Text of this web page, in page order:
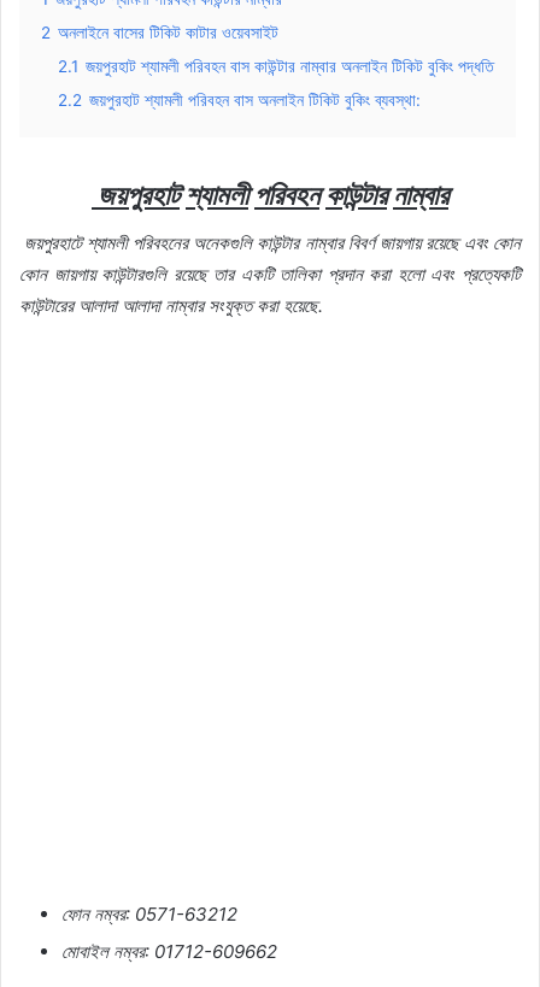
2 অনলাইনে বাসের টিকিট কাটার ওয়েবসাইট
2.1 জয়পুরহাট শ্যামলী পরিবহন বাস কাউন্টার নাম্বার অনলাইন টিকিট বুকিং পদ্ধতি
2.2 জয়পুরহাট শ্যামলী পরিবহন বাস অনলাইন টিকিট বুকিং ব্যবস্থা:
জয়পুরহাট শ্যামলী পরিবহন কাউন্টার নাম্বার
জয়পুরহাটে শ্যামলী পরিবহনের অনেকগুলি কাউন্টার নাম্বার বিবর্ণ জায়গায় রয়েছে এবং কোন
কোন জায়গায় কাউন্টারগুলি রয়েছে তার একটি তালিকা প্রদান করা হলো এবং প্রত্যেকটি
কাউন্টারের আলাদা আলাদা নাম্বার সংযুক্ত করা হয়েছে.
ফোন নম্বর: 0571-63212
মোবাইল নম্বর: 01712-609662